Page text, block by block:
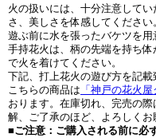
火の扱いには、十分注意して
さ、美しさを体感してください
遊ぶ前に水を張ったバケツを用
手持花火は、柄の先端を持ち
で火を着けてください。
下記、打上花火の遊び方を記載
こちらの商品は 「神戸の花火
おります。在庫切れ、完売の
解、ご了承のほど、よろしくお
■ご注意：ご購入される前に必